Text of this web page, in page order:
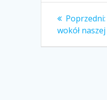
wpisu
Poprzedni:
wokół